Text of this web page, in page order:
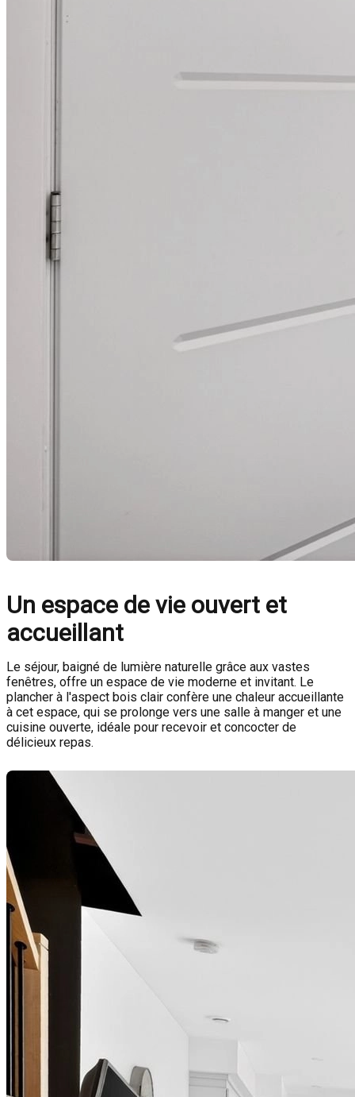
Un espace de vie ouvert et
accueillant
Le séjour, baigné de lumière naturelle grâce aux vastes
fenêtres, offre un espace de vie moderne et invitant. Le
plancher à l'aspect bois clair confère une chaleur accueillante
à cet espace, qui se prolonge vers une salle à manger et une
cuisine ouverte, idéale pour recevoir et concocter de
délicieux repas.